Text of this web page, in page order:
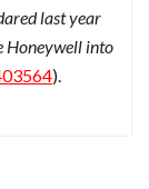
last year
Honeywell into
).